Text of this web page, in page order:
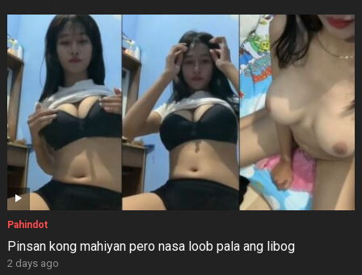
Pahindot
Pinsan kong mahiyan pero nasa loob pala ang libog
2 days ago